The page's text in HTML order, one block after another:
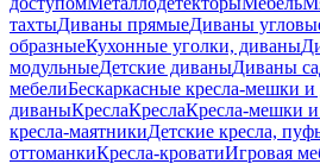
тахтыДиваны прямыеДиваны
образныеКухонные уголки, диваны
модульныеДетские диваныДиваны
мебелиБескаркасные кресла-мешки
диваныКреслаКреслаКресла-мешки
кресла-маятникиДетские кресла,
оттоманкиКресла-кроватиИгровая